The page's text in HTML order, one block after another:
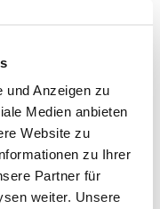
und Anzeigen zu
Medien anbieten
Website zu
zu Ihrer
Partner für
weiter. Unsere
diesem Erfolg und
bei der Arbeit.